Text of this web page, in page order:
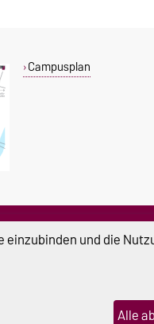
Campusplan
DIESE SEITE und die
Alle